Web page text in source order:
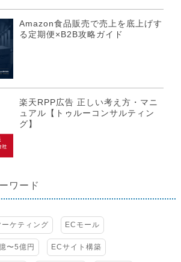
Amazon食品販売で売上を底上げす
る定期便×B2B攻略ガイド
楽天RPP広告 正しい考え方・マニ
ュアル【トゥルーコンサルティン
グ】
ワード
ーケティング ECモール
〜5億円 ECサイト構築